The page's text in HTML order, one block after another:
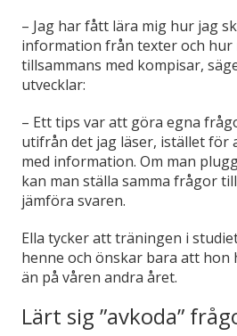
– Jag har fått lära mig hur jag
information från texter och hur
tillsammans med kompisar,
utvecklar:
– Ett tips var att göra egna
utifrån det jag läser, istället för
med information. Om man
kan man ställa samma frågor
jämföra svaren.
Ella tycker att träningen i
henne och önskar bara att hon
än på våren andra året.
Lärt sig ”avkoda”